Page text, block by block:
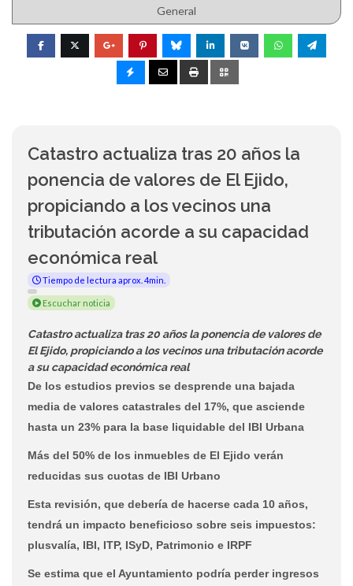
General
Catastro actualiza tras 20 años la
ponencia de valores de El Ejido,
propiciando a los vecinos una
tributación acorde a su capacidad
económica real
Tiempo de lectura aprox. 4min.
Escuchar noticia
Catastro actualiza tras 20 años la ponencia de valores de
El Ejido, propiciando a los vecinos una tributación acorde
a su capacidad económica real
De los estudios previos se desprende una bajada
media de valores catastrales del 17%, que asciende
hasta un 23% para la base liquidable del IBI Urbana
Más del 50% de los inmuebles de El Ejido verán
reducidas sus cuotas de IBI Urbano
Esta revisión, que debería de hacerse cada 10 años,
tendrá un impacto beneficioso sobre seis impuestos:
plusvalía, IBI, ITP, ISyD, Patrimonio e IRPF
Se estima que el Ayuntamiento podría perder ingresos